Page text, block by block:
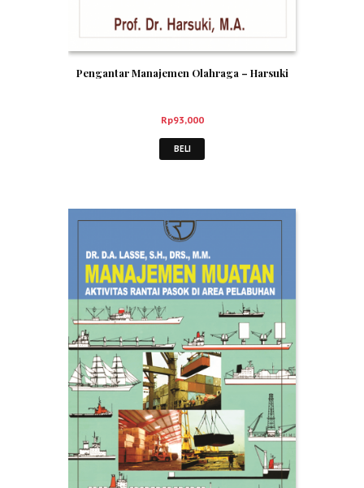
Pengantar Manajemen Olahraga – Harsuki
Rp93,000
BELI